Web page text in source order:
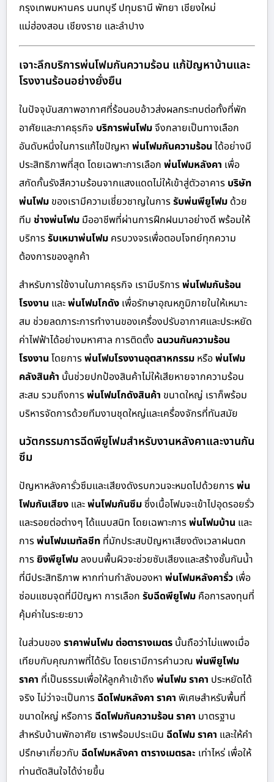
กรุงเทพมหานคร นนทบุรี ปทุมธานี พัทยา เชียงใหม่
แม่ฮ่องสอน เชียงราย และลำปาง
เจาะลึกบริการพ่นโฟมกันความร้อน แก้ปัญหาบ้านและ
โรงงานร้อนอย่างยั่งยืน
ในปัจจุบันสภาพอากาศที่ร้อนอบอ้าวส่งผลกระทบต่อทั้งที่พัก
อาศัยและภาคธุรกิจ บริการพ่นโฟมจึงกลายเป็นทางเลือก
อันดับหนึ่งในการแก้ไขปัญหา พ่นโฟมกันความร้อน ได้อย่างมี
ประสิทธิภาพที่สุด โดยเฉพาะการเลือก พ่นโฟมหลังคา เพื่อ
สกัดกั้นรังสีความร้อนจากแสงแดดไม่ให้เข้าสู่ตัวอาคาร บริษัท
พ่นโฟม ของเรามีความเชี่ยวชาญในการรับพ่นพียูโฟม ด้วย
ทีม ช่างพ่นโฟม มืออาชีพที่ผ่านการฝึกฝนมาอย่างดี พร้อมให้
บริการรับเหมาพ่นโฟม ครบวงจรเพื่อตอบโจทย์ทุกความ
ต้องการของลูกค้า
สำหรับการใช้งานในภาคธุรกิจ เรามีบริการพ่นโฟมกันร้อน
โรงงาน และพ่นโฟมโกดัง เพื่อรักษาอุณหภูมิภายในให้เหมาะ
สม ช่วยลดภาระการทำงานของเครื่องปรับอากาศและประหยัด
ค่าไฟฟ้าได้อย่างมหาศาล การติดตั้ง ฉนวนกันความร้อน
โรงงาน โดยการพ่นโฟมโรงงานอุตสาหกรรม หรือพ่นโฟม
คลังสินค้า นั้นช่วยปกป้องสินค้าไม่ให้เสียหายจากความร้อน
สะสม รวมถึงการพ่นโฟมโกดังสินค้า ขนาดใหญ่ เราก็พร้อม
บริหารจัดการด้วยทีมงานชุดใหญ่และเครื่องจักรที่ทันสมัย
นวัตกรรมการฉีดพียูโฟมสำหรับงานหลังคาและงานกัน
ซึม
ปัญหาหลังคารั่วซึมและเสียงดังรบกวนจะหมดไปด้วยการพ่น
โฟมกันเสียง และพ่นโฟมกันซึมซึ่งเนื้อโฟมจะเข้าไปอุดรอยรั่ว
และรอยต่อต่างๆ ได้แนบสนิท โดยเฉพาะการพ่นโฟมบ้าน และ
การพ่นโฟมเมทัลชีท ที่มักประสบปัญหาเสียงดังเวลาฝนตก
การยิงพียูโฟมลงบนพื้นผิวจะช่วยซับเสียงและสร้างชั้นกันน้ำ
ที่มีประสิทธิภาพ หากท่านกำลังมองหา พ่นโฟมหลังคารั่ว เพื่อ
ซ่อมแซมจุดที่มีปัญหา การเลือก รับฉีดพียูโฟม คือการลงทุนที่
คุ้มค่าในระยะยาว
ในส่วนของ ราคาพ่นโฟม ต่อตารางเมตร นั้นถือว่าไม่แพงเมื่อ
เทียบกับคุณภาพที่ได้รับ โดยเรามีการคำนวณ พ่นพียูโฟม
ราคา ที่เป็นธรรมเพื่อให้ลูกค้าเข้าถึง พ่นโฟม ราคา ประหยัดได้
จริง ไม่ว่าจะเป็นการ ฉีดโฟมหลังคา ราคา พิเศษสำหรับพื้นที่
ขนาดใหญ่ หรือการ ฉีดโฟมกันความร้อน ราคา มาตรฐาน
สำหรับบ้านพักอาศัย เราพร้อมประเมิน ฉีดโฟม ราคา และให้คำ
ปรึกษาเกี่ยวกับ ฉีดโฟมหลังคา ตารางเมตรละ เท่าไหร่ เพื่อให้
ท่านตัดสินใจได้ง่ายขึ้น